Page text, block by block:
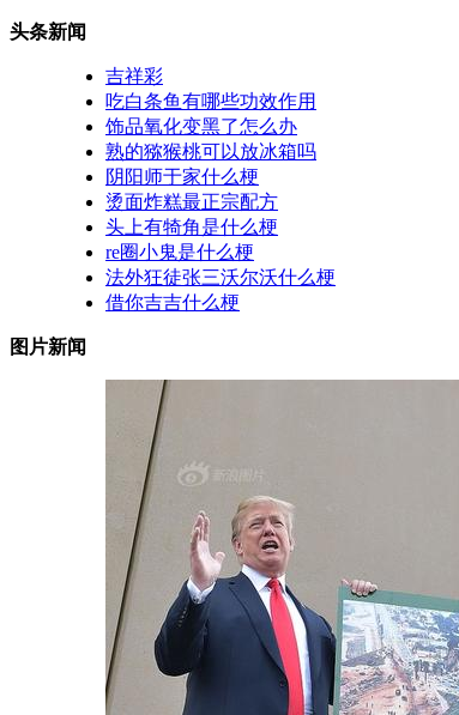
头条新闻
吉祥彩
吃白条鱼有哪些功效作用
饰品氧化变黑了怎么办
熟的猕猴桃可以放冰箱吗
阴阳师于家什么梗
烫面炸糕最正宗配方
头上有犄角是什么梗
re圈小鬼是什么梗
法外狂徒张三沃尔沃什么梗
借你吉吉什么梗
图片新闻